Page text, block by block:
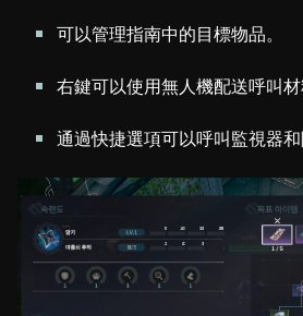
可以管理指南中的目標物品。
右鍵可以使用無人機配送呼叫材
通過快捷選項可以呼叫監視器和